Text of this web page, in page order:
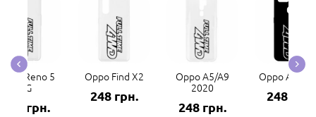
Reno 5
4G
248 грн.
Oppo Find X2
248 грн.
Oppo A5/A9
2020
248 грн.
Oppo A5s/
248 грн.